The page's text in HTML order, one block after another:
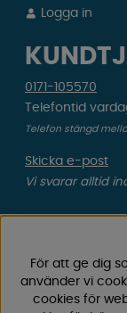
Logga in
0171-105570
Telefontid
Telefon stängd
Skicka e-post
Vi svarar alltid
Registrera din
Gäller defekt
För att ge dig
använder vi
cookies för